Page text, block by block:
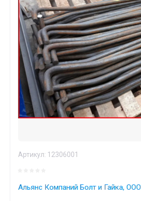
Артикул: 12306001
Альянс Компаний Болт и Гайка, ООО